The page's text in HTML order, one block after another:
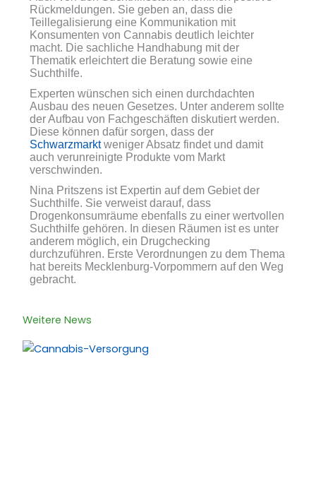
Rückmeldungen. Sie geben an, dass die
Teillegalisierung eine Kommunikation mit
Konsumenten von Cannabis deutlich leichter
macht. Die sachliche Handhabung mit der
Thematik erleichtert die Beratung sowie eine
Suchthilfe.
Experten wünschen sich einen durchdachten
Ausbau des neuen Gesetzes. Unter anderem sollte
der Aufbau von Fachgeschäften diskutiert werden.
Diese können dafür sorgen, dass der
Schwarzmarktweniger Absatz findet und damit
auch verunreinigte Produkte vom Markt
verschwinden.
Nina Pritszens ist Expertin auf dem Gebiet der
Suchthilfe. Sie verweist darauf, dass
Drogenkonsumräume ebenfalls zu einer wertvollen
Suchthilfe gehören. In diesen Räumen ist es unter
anderem möglich, ein Drugchecking
durchzuführen. Erste Verordnungen zu dem Thema
hat bereits Mecklenburg-Vorpommern auf den Weg
gebracht.
Weitere News